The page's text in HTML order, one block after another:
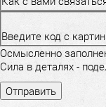
Введите код с
Осмысленно
Сила в деталях -